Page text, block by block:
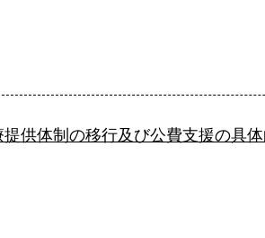
供体制の移行及び公費支援の具